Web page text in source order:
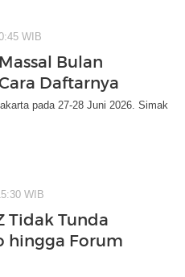
WIB
Bulan
Daftarnya
pada 27-28 Juni 2026. Simak
WIB
Tidak Tunda
hingga Forum